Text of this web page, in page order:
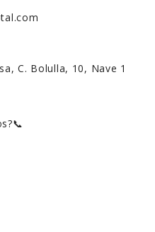
C. Bolulla, 10, Nave 1